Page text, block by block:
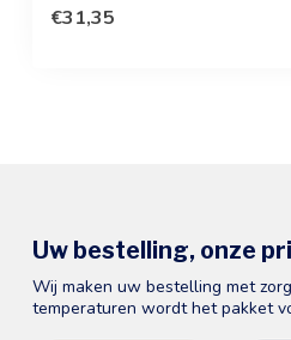
€31,35
Uw bestelling, onze
Wij maken uw bestelling met
temperaturen wordt het pakket